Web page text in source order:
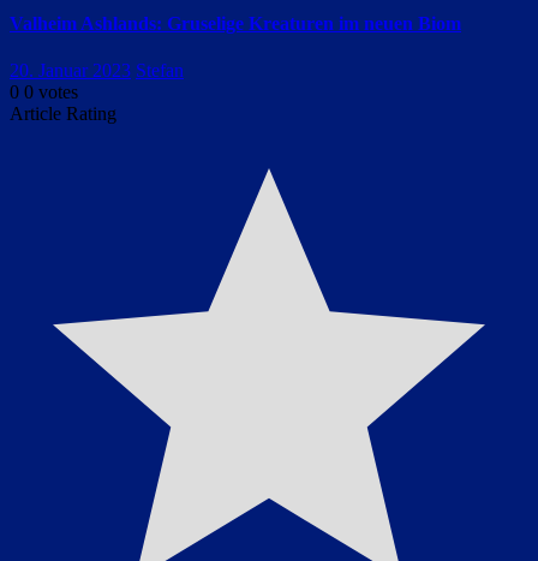
Valheim Ashlands: Gruselige Kreaturen im neuen Biom
20. Januar 2023 Stefan
0 0 votes
Article Rating